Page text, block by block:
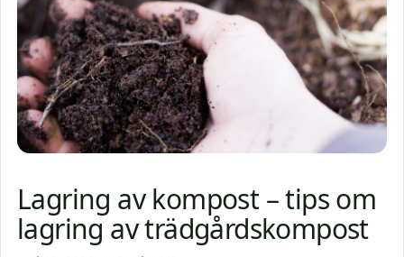
Lagring av kompost – tips om
lagring av trädgårdskompost